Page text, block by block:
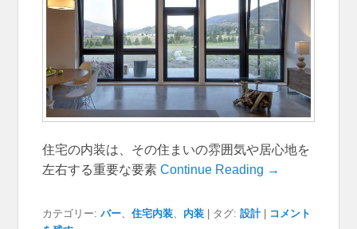
住宅の内装は、その住まいの雰囲気や居心地を
左右する重要な要素Continue Reading →
カテゴリー: バー、住宅内装、 内装 タグ: 設計
コメント